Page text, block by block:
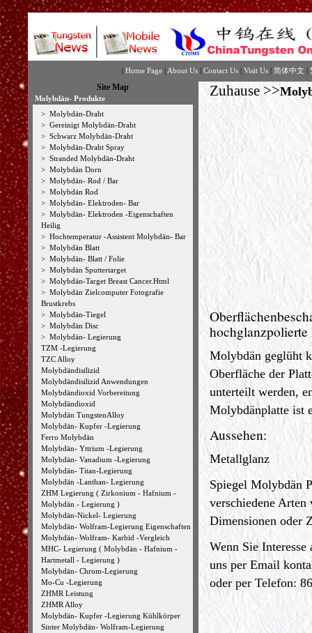
| Home Page | About Us | Contact Us | Visit Us | 简体中文 |
Site Map
Molybdän- Produkte
> Molybdän-Draht
> Gereinigt Molybdän-Draht
> Schwarz Molybdän-Draht
> Molybdän-Draht Spray
> Stranded Molybdän-Draht
> Molybdän Dorn
> Molybdän- Rod / Bar
> Molybdän Rod
> Molybdän- Elektroden- Bar
> Molybdän- Elektroden -Eigenschaften
Heilig
> Hochtemperatur -Assistent Molybdän- Bar
> Molybdän Blatt
> Molybdän- Blatt / Folie
> Molybdän Sputtertarget
> Molybdän-Target Breast Cancer.Html
> Molybdän Zielcomputer Fotografie
Brustkrebs
> Molybdän-Tiegel
> Molybdän Disc
> Molybdän- Legierung
TZM -Legierung
TZC Alloy
Molybdändisilizid
Molybdändisilizid Anwendungen
Molybdändioxid Vorbereitung
Molybdändioxid
Molybdän TungstenAlloy
Molybdän- Kupfer -Legierung
Ferro Molybdän
Molybdän- Yttrium -Legierung
Molybdän- Vanadium -Legierung
Molybdän- Titan-Legierung
Molybdän -Lanthan- Legierung
ZHM Legierung ( Zirkonium - Hafnium -
Molybdän - Legierung )
Molybdän-Nickel- Legierung
Molybdän- Wolfram-Legierung Eigenschaften
Molybdän- Wolfram- Karbid -Vergleich
MHC- Legierung ( Molybdän - Hafnium -
Hartmetall - Legierung )
Molybdän- Chrom-Legierung
Mo-Cu -Legierung
ZHMR Leistung
ZHMR Alloy
Molybdän- Kupfer -Legierung Kühlkörper
Sinter Molybdän- Wolfram-Legierung
Zuhause >>
hochglanzpolierte
Molybdän geglüht
Oberfläche der
unterteilt werden,
Molybdänplatte ist
Aussehen:
Metallglanz
Spiegel Molybdän
verschiedene Arten
Dimensionen oder
Wenn Sie
uns per Email
oder per Telefon: